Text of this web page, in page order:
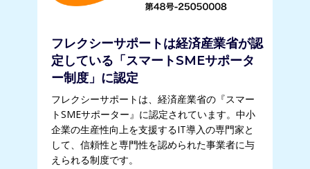
フレクシーサポートは経済産業省が認
定している「スマートSMEサポータ
ー制度」に認定
フレクシーサポートは、経済産業省の『スマー
トSMEサポーター』に認定されています。中小
企業の生産性向上を支援するIT導入の専門家と
して、信頼性と専門性を認められた事業者に与
えられる制度です。